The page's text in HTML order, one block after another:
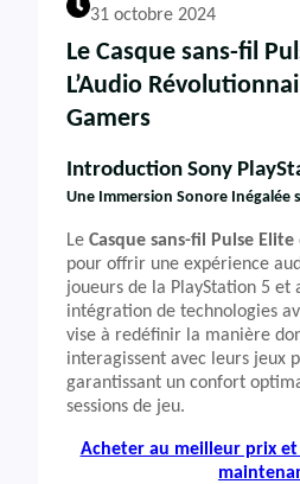
31 octobre 2024
Le Casque sans-fil
L’Audio
Gamers
Introduction Sony
Une Immersion Sonore Inégalée
Le Casque sans-fil Pulse Elite
pour offrir une expérience
joueurs de la PlayStation 5 et
intégration de technologies
vise à redéfinir la manière
interagissent avec leurs jeux
garantissant un confort
sessions de jeu.
Acheter au meilleur prix et